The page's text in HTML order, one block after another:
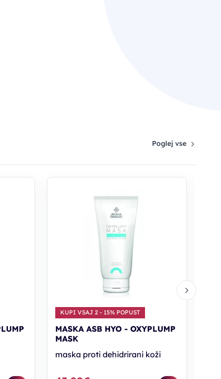
Poglej vse
KUPI VSAJ 2 - 15% POPUST
MASKA ASB HYO - OXYPLUMP
MASK
maska proti dehidrirani koži